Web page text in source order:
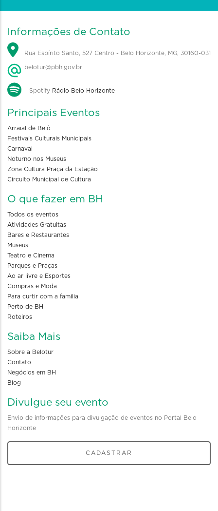
Informações de Contato
Rua Espírito Santo, 527 Centro - Belo Horizonte, MG, 30160-031
belotur@pbh.gov.br
Spotify Rádio Belo Horizonte
Principais Eventos
Arraial de Belô
Festivais Culturais Municipais
Carnaval
Noturno nos Museus
Zona Cultura Praça da Estação
Circuito Municipal de Cultura
O que fazer em BH
Todos os eventos
Atividades Gratuitas
Bares e Restaurantes
Museus
Teatro e Cinema
Parques e Praças
Ao ar livre e Esportes
Compras e Moda
Para curtir com a familia
Perto de BH
Roteiros
Saiba Mais
Sobre a Belotur
Contato
Negócios em BH
Blog
Divulgue seu evento
Envio de informações para divulgação de eventos no Portal Belo
Horizonte
CADASTRAR